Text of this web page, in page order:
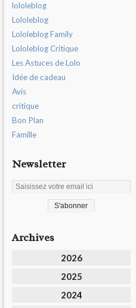
lololeblog
Lololeblog
Lololeblog Family
Lololeblog Critique
Les Astuces de Lolo
Idée de cadeau
Avis
critique
Bon Plan
Famille
Newsletter
Archives
2026
2025
2024